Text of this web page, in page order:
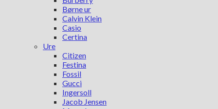
Børne ur
Calvin Klein
Casio
Certina
Ure
Citizen
Festina
Fossil
Gucci
Ingersoll
Jacob Jensen